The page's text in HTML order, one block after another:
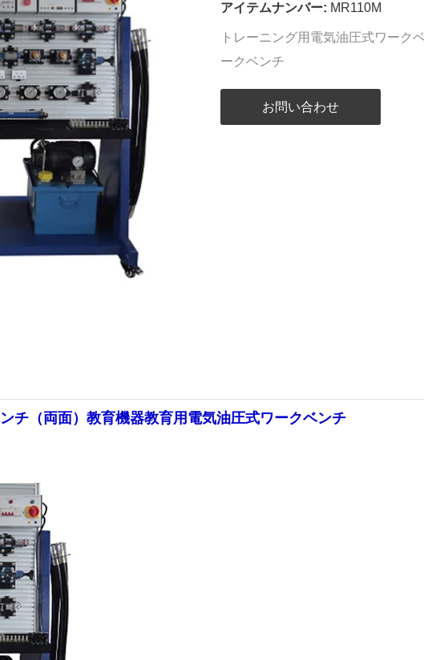
アイテムナンバー: MR110M
トレーニング用電気油圧式ワーク
ークベンチ
お問い合わせ
チ（両面）教育機器教育用電気油圧式ワークベンチ